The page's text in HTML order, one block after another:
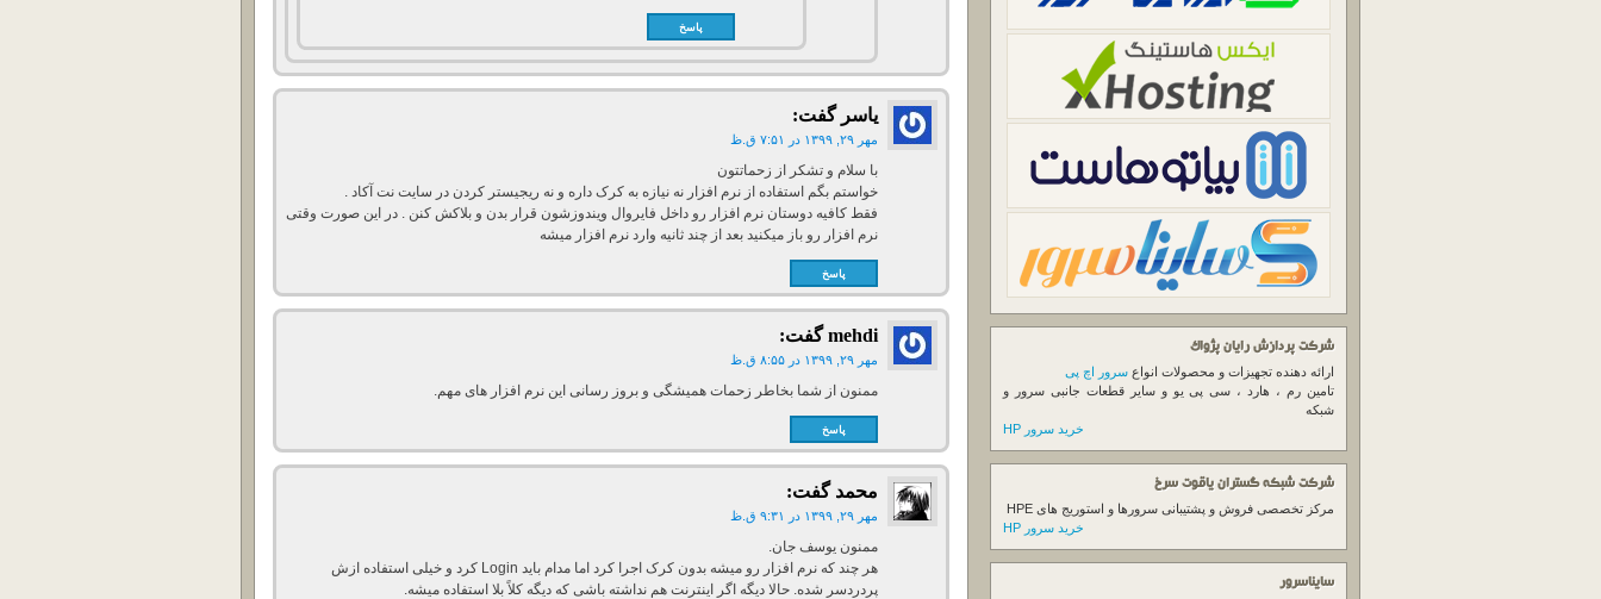
شرکت پردازش رایان پژواک
ارائه دهنده تجهیزات و محصولات انواع سرور اچ پی
تامین رم ، هارد ، سی پی یو و سایر قطعات جانبی سرور و
شبکه
خرید سرور HP
شرکت شبکه گستران یاقوت سرخ
مرکز تخصصی فروش و پشتیبانی سرورها و استوریج های HPE
خرید سرور HP
سایناسرور
پاسخ
یاسر گفت:
مهر ۲۹, ۱۳۹۹ در ۷:۵۱ ق.ظ
با سلام و تشکر از زحماتتون
خواستم بگم استفاده از نرم افزار نه نیازه به کرک داره و نه ریجیستر کردن در سایت نت آکاد .
فقط کافیه دوستان نرم افزار رو داخل فایروال ویندوزشون قرار بدن و بلاکش کنن . در این صورت وقتی
نرم افزار رو باز میکنید بعد از چند ثانیه وارد نرم افزار میشه
پاسخ
mehdi گفت:
مهر ۲۹, ۱۳۹۹ در ۸:۵۵ ق.ظ
ممنون از شما بخاطر زحمات همیشگی و بروز رسانی این نرم افزار های مهم.
پاسخ
محمد گفت:
مهر ۲۹, ۱۳۹۹ در ۹:۳۱ ق.ظ
ممنون یوسف جان.
هر چند که نرم افزار رو میشه بدون کرک اجرا کرد اما مدام باید Login کرد و خیلی استفاده ازش
پردردسر شده. حالا دیگه اگر اینترنت هم نداشته باشی که دیگه کلاً بلا استفاده میشه.